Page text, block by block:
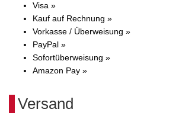
Visa »
Kauf auf Rechnung »
Vorkasse / Überweisung »
PayPal »
Sofortüberweisung »
Amazon Pay »
Versand